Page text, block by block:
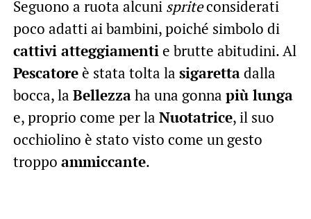
Seguono a ruota alcunispriteconsiderati
poco adatti ai bambini, poiché simbolo di
cattivi atteggiamentie brutte abitudini. Al
Pescatoreè stata tolta la sigarettadalla
bocca, la Bellezzaha una gonna più lunga
e, proprio come per la Nuotatrice, il suo
occhiolino è stato visto come un gesto
troppo ammiccante.